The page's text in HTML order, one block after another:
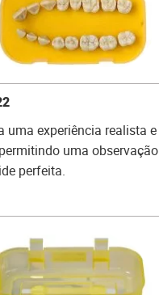
uma experiência realista e
uma observação
perfeita.